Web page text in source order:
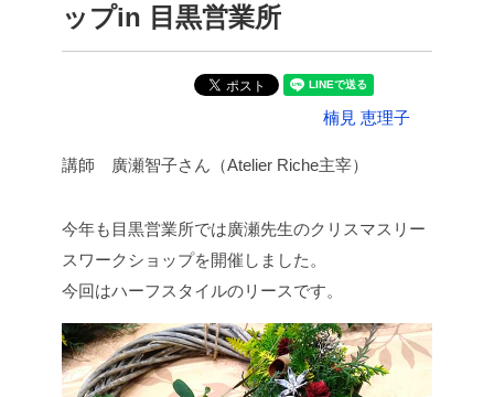
ップin 目黒営業所
楠見 恵理子
講師 廣瀬智子さん（Atelier Riche主宰）
今年も目黒営業所では廣瀬先生のクリスマスリー
スワークショップを開催しました。
今回はハーフスタイルのリースです。